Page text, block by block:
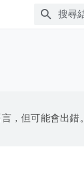
，但可能會出錯。